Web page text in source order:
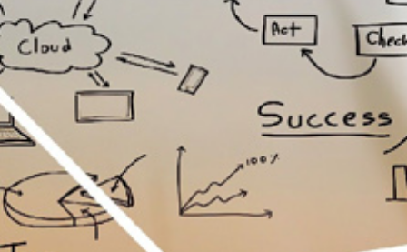
برند
ها
رزومه